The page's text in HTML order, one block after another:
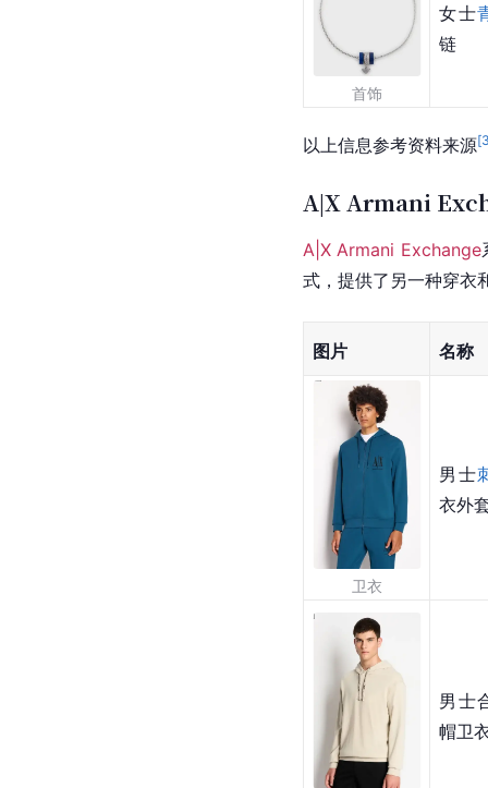
首饰
女士
链
以上信息参考资料来源[
A|X Armani
A|X Armani Exchange
式，提供了另一种穿衣
图片 名称
卫衣
男士
衣外
男士
帽卫